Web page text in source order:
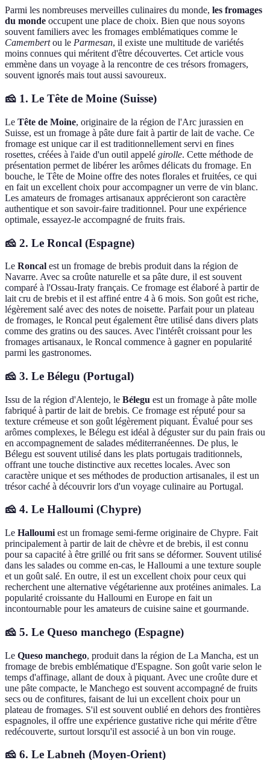
Parmi les nombreuses merveilles culinaires du monde, les fromages
du monde occupent une place de choix. Bien que nous soyons
souvent familiers avec les fromages emblématiques comme le
Camembertou le Parmesan, il existe une multitude de variétés
moins connues qui méritent d'être découvertes. Cet article vous
emmène dans un voyage à la rencontre de ces trésors fromagers,
souvent ignorés mais tout aussi savoureux.
🧀 1. Le Tête de Moine (Suisse)
Le Tête de Moine, originaire de la région de l'Arc jurassien en
Suisse, est un fromage à pâte dure fait à partir de lait de vache. Ce
fromage est unique car il est traditionnellement servi en fines
rosettes, créées à l'aide d'un outil appelé girolle. Cette méthode de
présentation permet de libérer les arômes délicats du fromage. En
bouche, le Tête de Moine offre des notes florales et fruitées, ce qui
en fait un excellent choix pour accompagner un verre de vin blanc.
Les amateurs de fromages artisanaux apprécieront son caractère
authentique et son savoir-faire traditionnel. Pour une expérience
optimale, essayez-le accompagné de fruits frais.
🧀 2. Le Roncal (Espagne)
Le Roncal est un fromage de brebis produit dans la région de
Navarre. Avec sa croûte naturelle et sa pâte dure, il est souvent
comparé à l'Ossau-Iraty français. Ce fromage est élaboré à partir de
lait cru de brebis et il est affiné entre 4 à 6 mois. Son goût est riche,
légèrement salé avec des notes de noisette. Parfait pour un plateau
de fromages, le Roncal peut également être utilisé dans divers plats
comme des gratins ou des sauces. Avec l'intérêt croissant pour les
fromages artisanaux, le Roncal commence à gagner en popularité
parmi les gastronomes.
🧀 3. Le Bélegu (Portugal)
Issu de la région d'Alentejo, le Bélegu est un fromage à pâte molle
fabriqué à partir de lait de brebis. Ce fromage est réputé pour sa
texture crémeuse et son goût légèrement piquant. Évalué pour ses
arômes complexes, le Bélegu est idéal à déguster sur du pain frais ou
en accompagnement de salades méditerranéennes. De plus, le
Bélegu est souvent utilisé dans les plats portugais traditionnels,
offrant une touche distinctive aux recettes locales. Avec son
caractère unique et ses méthodes de production artisanales, il est un
trésor caché à découvrir lors d'un voyage culinaire au Portugal.
🧀 4. Le Halloumi (Chypre)
Le Halloumi est un fromage semi-ferme originaire de Chypre. Fait
principalement à partir de lait de chèvre et de brebis, il est connu
pour sa capacité à être grillé ou frit sans se déformer. Souvent utilisé
dans les salades ou comme en-cas, le Halloumi a une texture souple
et un goût salé. En outre, il est un excellent choix pour ceux qui
recherchent une alternative végétarienne aux protéines animales. La
popularité croissante du Halloumi en Europe en fait un
incontournable pour les amateurs de cuisine saine et gourmande.
🧀 5. Le Queso manchego (Espagne)
Le Queso manchego, produit dans la région de La Mancha, est un
fromage de brebis emblématique d'Espagne. Son goût varie selon le
temps d'affinage, allant de doux à piquant. Avec une croûte dure et
une pâte compacte, le Manchego est souvent accompagné de fruits
secs ou de confitures, faisant de lui un excellent choix pour un
plateau de fromages. S'il est souvent oublié en dehors des frontières
espagnoles, il offre une expérience gustative riche qui mérite d'être
redécouverte, surtout lorsqu'il est associé à un bon vin rouge.
🧀 6. Le Labneh (Moyen-Orient)